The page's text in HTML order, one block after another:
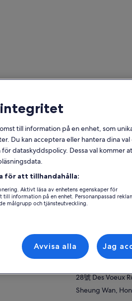
direkt
med högst 9
gör fem läckra
Längs vägen
unika
fördjupad
Aktivitetsplats
Hong Kong,
Mötesplats/plats
28號 Des Voeux
Sheung Wan,
integritet
till information på en enhet, som
Du kan acceptera eller hantera dina
dataskyddspolicy. Dessa val kommer
för att tillhandahålla:
Aktivt läsa av enhetens egenskaper för
information på en enhet. Personanpassad
målgrupp och tjänsteutveckling.
Avvisa alla Jag